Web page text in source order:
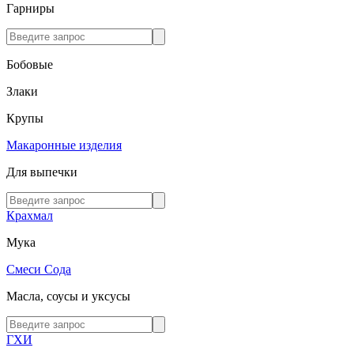
Гарниры
Бобовые
Злаки
Крупы
Макаронные изделия
Для выпечки
Крахмал
Мука
Смеси Сода
Масла, соусы и уксусы
ГХИ